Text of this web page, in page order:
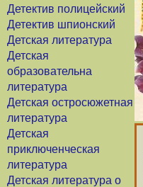
Детектив полицейский
Детектив шпионский
Детская литература
Детская
образовательна
литература
Детская остросюжетная
литература
Детская
приключенческая
литература
Детская литература о